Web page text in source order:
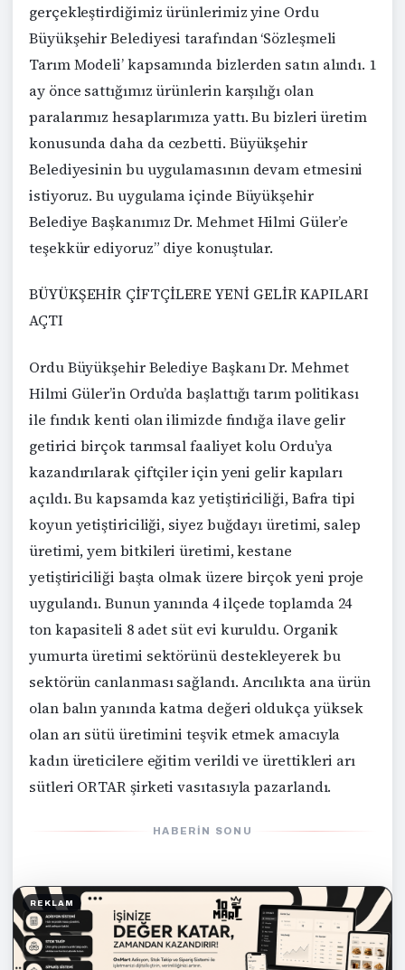
gerçekleştirdiğimiz ürünlerimiz yine Ordu
Büyükşehir Belediyesi tarafından ‘Sözleşmeli
Tarım Modeli’ kapsamında bizlerden satın alındı. 1
ay önce sattığımız ürünlerin karşılığı olan
paralarımız hesaplarımıza yattı. Bu bizleri üretim
konusunda daha da cezbetti. Büyükşehir
Belediyesinin bu uygulamasının devam etmesini
istiyoruz. Bu uygulama içinde Büyükşehir
Belediye Başkanımız Dr. Mehmet Hilmi Güler’e
teşekkür ediyoruz” diye konuştular.
BÜYÜKŞEHİR ÇİFTÇİLERE YENİ GELİR KAPILARI
AÇTI
Ordu Büyükşehir Belediye Başkanı Dr. Mehmet
Hilmi Güler’in Ordu’da başlattığı tarım politikası
ile fındık kenti olan ilimizde fındığa ilave gelir
getirici birçok tarımsal faaliyet kolu Ordu’ya
kazandırılarak çiftçiler için yeni gelir kapıları
açıldı. Bu kapsamda kaz yetiştiriciliği, Bafra tipi
koyun yetiştiriciliği, siyez buğdayı üretimi, salep
üretimi, yem bitkileri üretimi, kestane
yetiştiriciliği başta olmak üzere birçok yeni proje
uygulandı. Bunun yanında 4 ilçede toplamda 24
ton kapasiteli 8 adet süt evi kuruldu. Organik
yumurta üretimi sektörünü destekleyerek bu
sektörün canlanması sağlandı. Arıcılıkta ana ürün
olan balın yanında katma değeri oldukça yüksek
olan arı sütü üretimini teşvik etmek amacıyla
kadın üreticilere eğitim verildi ve ürettikleri arı
sütleri ORTAR şirketi vasıtasıyla pazarlandı.
HABERIN SONU
REKLAM